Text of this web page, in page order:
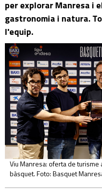
per explorar Manresa i
gastronomia i natura.
l'equip.
Viu Manresa: oferta de turisme
bàsquet. Foto: Basquet